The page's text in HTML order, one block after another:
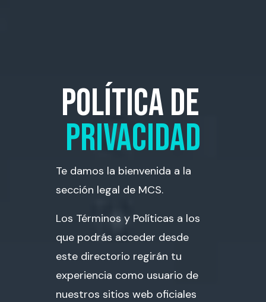
POLÍTICA DE
PRIVACIDAD
Te damos la bienvenida a la
sección legal de MCS.
Los Términos y Políticas a los
que podrás acceder desde
este directorio regirán tu
experiencia como usuario de
nuestros sitios web oficiales